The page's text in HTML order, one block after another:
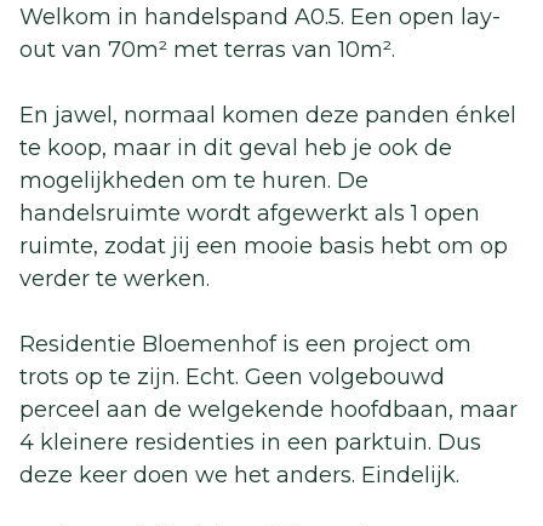
Welkom in handelspand A0.5. Een open lay-
out van 70m² met terras van 10m².
En jawel, normaal komen deze panden énkel
te koop, maar in dit geval heb je ook de
mogelijkheden om te huren. De
handelsruimte wordt afgewerkt als 1 open
ruimte, zodat jij een mooie basis hebt om op
verder te werken.
Residentie Bloemenhof is een project om
trots op te zijn. Echt. Geen volgebouwd
perceel aan de welgekende hoofdbaan, maar
4 kleinere residenties in een parktuin. Dus
deze keer doen we het anders. Eindelijk.